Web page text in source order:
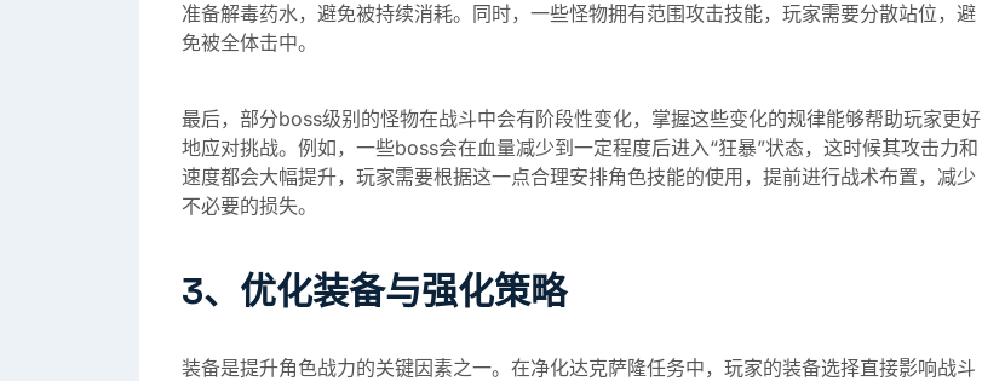
准备解毒药水，避免被持续消耗。同时，一些怪物拥有范围攻击技能，玩家需要分散站位，避
免被全体击中。
最后，部分boss级别的怪物在战斗中会有阶段性变化，掌握这些变化的规律能够帮助玩家更好
地应对挑战。例如，一些boss会在血量减少到一定程度后进入“狂暴”状态，这时候其攻击力和
速度都会大幅提升，玩家需要根据这一点合理安排角色技能的使用，提前进行战术布置，减少
不必要的损失。
3、优化装备与强化策略
装备是提升角色战力的关键因素之一。在净化达克萨隆任务中，玩家的装备选择直接影响战斗